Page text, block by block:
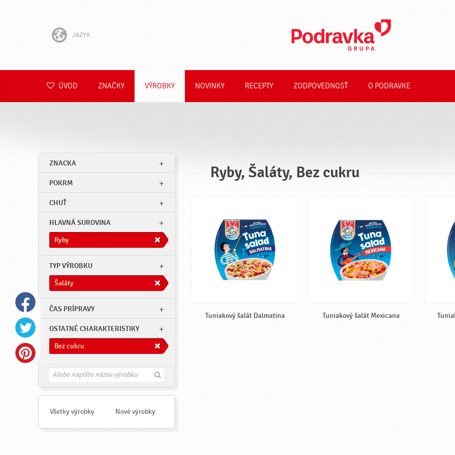
JAZYK
Hrvatski
Română
Deutsch
ÚVOD ZNAČKY VÝROBKY NOVINKY RECEPTY ZODPOVEDNOSŤ O PODRAVKE
ZNACKA
POKRM
CHUŤ
HLAVNÁ SUROVINA
Ryby
TYP VÝROBKU
Šaláty
ČAS PRÍPRAVY
OSTATNÉ CHARAKTERISTIKY
Bez cukru
H
a
Všetky výrobky Nové výrobky
Ryby, Šaláty, Bez cukru
Tuniakový šalát Dalmatina Tuniakový šalát Mexicana